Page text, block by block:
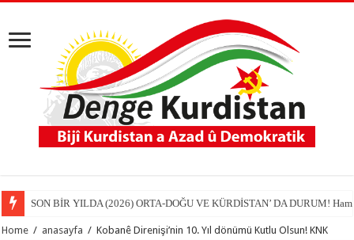
SON BİR YILDA (2026) ORTA-DOĞU VE KÜRDİSTAN’ DA DURUM!
Home / anasayfa / Kobanê Direnişi’nin 10. Yıl dönümü Kutlu Olsun! KNK